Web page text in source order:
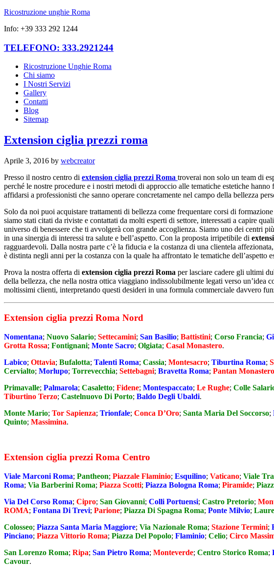
Ricostruzione unghie Roma
Info: +39 333 292 1244
TELEFONO: 333.2921244
Ricostruzione Unghie Roma
Chi siamo
I Nostri Servizi
Gallery
Contatti
Blog
Sitemap
Extension ciglia prezzi roma
Aprile 3, 2016 by webcreator
Presso il nostro centro di extension ciglia prezzi Roma troverai non solo un team di
perché le nostre procedure e i nostri metodi di approccio alle tematiche estetiche
affidarsi a professionisti che sanno operare concretamente nel campo della bellezza
Solo da noi puoi acquistare trattamenti di bellezza come frequentare corsi di
siamo stati citati da riviste e contattati da molti esperti di settore, interessati a capire
universo di benessere che ti avvolgerà con grande accoglienza. Siamo uno dei centri
in una sinergia di interessi tra salute e bell’aspetto. Con la proposta irripetibile di
ragguardevoli. Dalla nostra parte c’è la fiducia e la costanza di una clientela
è distinta negli anni per la costanza con la quale ha affrontato le tematiche
Prova la nostra offerta di extension ciglia prezzi Roma per lasciare cadere gli ultimi
della bellezza, che nella nostra ottica viaggiano indissolubilmente legati verso un’idea
moltissimi clienti, interpretando questi desideri in una formula commerciale davvero
Extension ciglia prezzi Roma Nord
Nomentana; Nuovo Salario; Settecamini; San Basilio; Battistini; Corso Francia;
Grotta Rossa; Fontignani; Monte Sacro; Olgiata; Casal Monastero.
Labico; Ottavia; Bufalotta; Talenti Roma; Cassia; Montesacro; Tiburtina Roma;
Cervialto; Morlupo; Torrevecchia; Settebagni; Bravetta Roma; Pantan Monastero
Primavalle; Palmarola; Casaletto; Fidene; Montespaccato; Le Rughe; Colle
Tiburtino Terzo; Castelnuovo Di Porto; Baldo Degli Ubaldi.
Monte Mario; Tor Sapienza; Trionfale; Conca D’Oro; Santa Maria Del Soccorso;
Quinto; Massimina.
Extension ciglia prezzi Roma Centro
Viale Marconi Roma; Pantheon; Piazzale Flaminio; Esquilino; Vaticano; Viale
Roma; Via Barberini Roma; Piazza Scotti; Piazza Bologna Roma; Piramide;
Via Del Corso Roma; Cipro; San Giovanni; Colli Portuensi; Castro Pretorio;
ROMA; Fontana Di Trevi; Parione; Piazza Di Spagna Roma; Ponte Milvio;
Colosseo; Piazza Santa Maria Maggiore; Via Nazionale Roma; Stazione Termini;
Pinciano; Piazza Vittorio Roma; Piazza Del Popolo; Flaminio; Celio; Circo
San Lorenzo Roma; Ripa; San Pietro Roma; Monteverde; Centro Storico Roma;
Cavour.